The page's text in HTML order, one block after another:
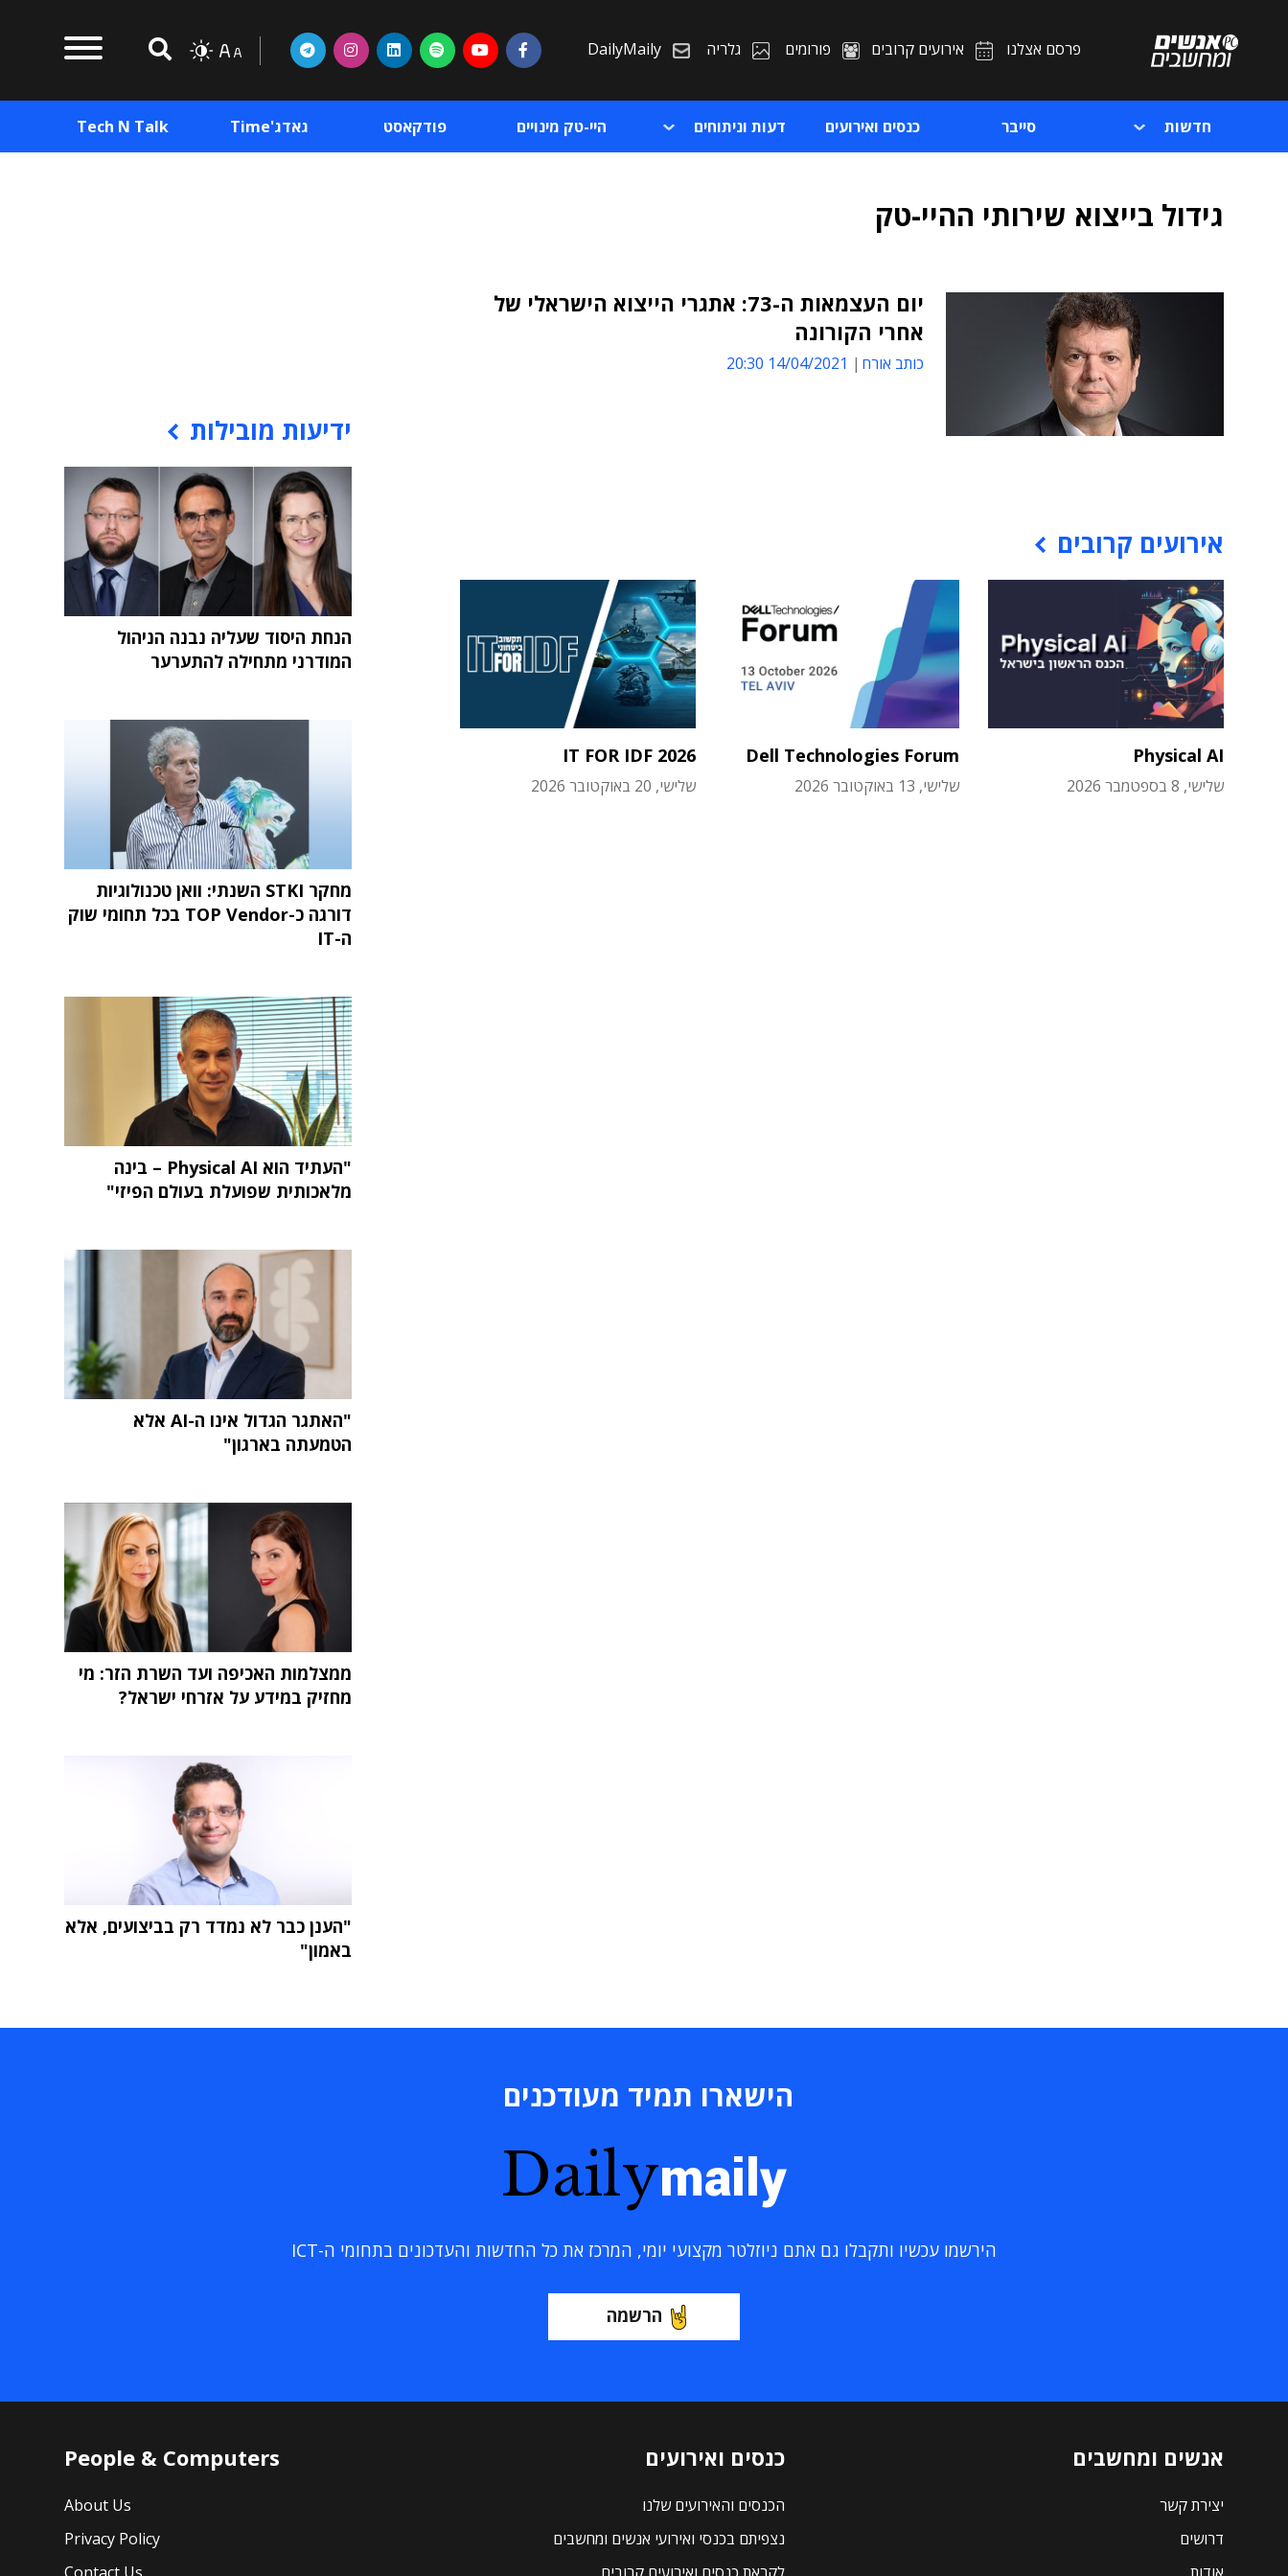
פרסם אצלנו אירועים קרובים פורומים גלריה DailyMaily
חדשות סייבר כנסים ואירועים דעות וניתוחים היי-טק מינויים פודקאסט גאדג'Time Tech N Talk
גידול בייצוא שירותי ההיי-טק
יום העצמאות ה-73: אתגרי הייצוא הישראלי של
אחרי הקורונה
כותב אורח 14/04/2021 20:30
אירועים קרובים
Physical AI
שלישי, 8 בספטמבר 2026
Dell Technologies Forum
שלישי, 13 באוקטובר 2026
IT FOR IDF 2026
שלישי, 20 באוקטובר 2026
ידיעות מובילות
הנחת היסוד שעליה נבנה הניהול
המודרני מתחילה להתערער
מחקר STKI השנתי: וואן טכנולוגיות
דורגה כ-TOP Vendor בכל תחומי שוק
ה-IT
"העתיד הוא Physical AI – בינה
מלאכותית שפועלת בעולם הפיזי"
"האתגר הגדול אינו ה-AI אלא
הטמעתה בארגון"
ממצלמות האכיפה ועד השרת הזר: מי
מחזיק במידע על אזרחי ישראל?
"הענן כבר לא נמדד רק בביצועים, אלא
באמון"
הישארו תמיד מעודכנים
Dailymaily
הירשמו עכשיו ותקבלו גם אתם ניוזלטר מקצועי יומי, המרכז את כל החדשות והעדכונים בתחומי ה-ICT
הרשמה
אנשים ומחשבים
יצירת קשר
דרושים
כנסים ואירועים
הכנסים והאירועים שלנו
נצפיתם בכנסי ואירועי אנשים ומחשבים
People & Computers
About Us
Privacy Policy